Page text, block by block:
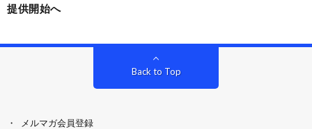
提供開始へ
Back to Top
メルマガ会員登録